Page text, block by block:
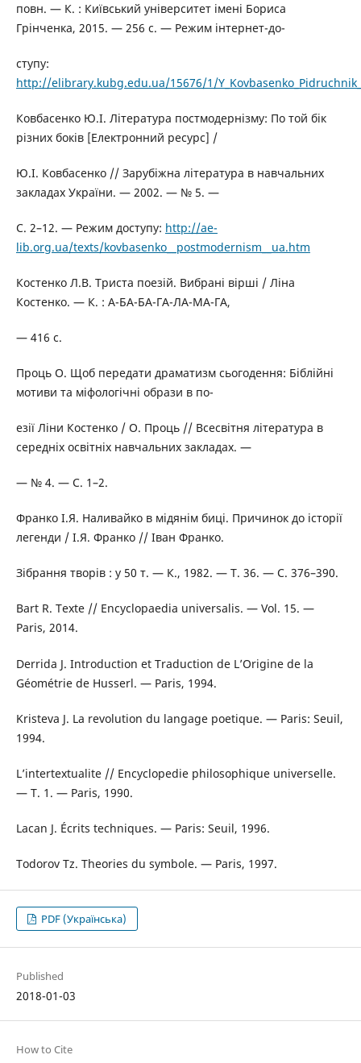
повн. — К. : Київський університет імені Бориса
Грінченка, 2015. — 256 с. — Режим інтернет-до-
ступу:
http://elibrary.kubg.edu.ua/15676/1/
Ковбасенко Ю.І. Література постмодернізму: По той бік
різних боків [Електронний ресурс] /
Ю.І. Ковбасенко // Зарубіжна література в навчальних
закладах України. — 2002. — № 5. —
С. 2–12. — Режим доступу: http://ae-
lib.org.ua/texts/kovbasenko__postmodernism__ua.htm
Костенко Л.В. Триста поезій. Вибрані вірші / Ліна
Костенко. — К. : А-БА-БА-ГА-ЛА-МА-ГА,
— 416 с.
Проць О. Щоб передати драматизм сьогодення: Біблійні
мотиви та міфологічні образи в по-
езії Ліни Костенко / О. Проць // Всесвітня література в
середніх освітніх навчальних закладах. —
— № 4. — C. 1–2.
Франко І.Я. Наливайко в мідянім биці. Причинок до історії
легенди / І.Я. Франко // Іван Франко.
Зібрання творів : у 50 т. — К., 1982. — Т. 36. — С. 376–390.
Bart R. Texte // Encyclopaеdia universalis. — Vol. 15. —
Paris, 2014.
Derrida J. Introduction et Traduction de L’Origine de la
Géométrie de Husserl. — Paris, 1994.
Kristeva J. La rеvolution du langage poetique. — Paris: Seuil,
1994.
L’intеrtеxtualitе // Encyclopedie philosophique universelle.
— T. 1. — Paris, 1990.
Lacan J. Écrits techniques. — Paris: Seuil, 1996.
Todorov Tz. Theories du symbole. — Paris, 1997.
PDF (Українська)
Published
2018-01-03
How to Cite